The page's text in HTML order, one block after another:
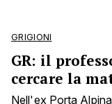
GRIGIONI
GR: il
cercare la
Nell'ex Porta